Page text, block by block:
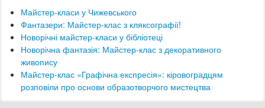
Майстер-класи у Чижевського
Фантазери: Майстер-клас з кляксографії!
Новорічні майстер-класи у бібліотеці
Новорічна фантазія: Майстер-клас з декоративного
живопису
Майстер-клас «Графічна експресія»: кіровоградцям
розповіли про основи образотворчого мистецтва